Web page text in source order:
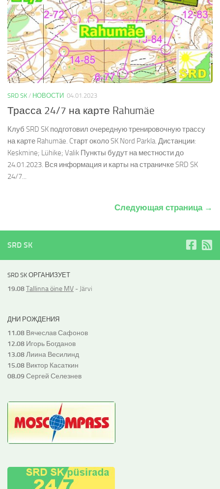
SRD SK / НОВОСТИ 04.01.2023
Трасса 24/7 на карте Rahumäe
Клуб SRD SK подготовил очередную тренировочную трассу
на карте Rahumäe. Cтарт около SK Nord Parkla. Дистанции:
Keskmine; Lühike; Valik Пункты будут на местности до
24.01.2023. Вся информация и карты на страничке SRD SK
24/7...
Следующая страница →
SRD SK
SRD SK ОРГАНИЗУЕТ
19.08Tallinna öine MV - Järvi
ДНИ РОЖДЕНИЯ
11.08 Вячеслав Сафонов
12.08 Игорь Богданов
13.08Лиина Весилинд
15.08 Виктор Касаткин
08.09Сергей Селезнев